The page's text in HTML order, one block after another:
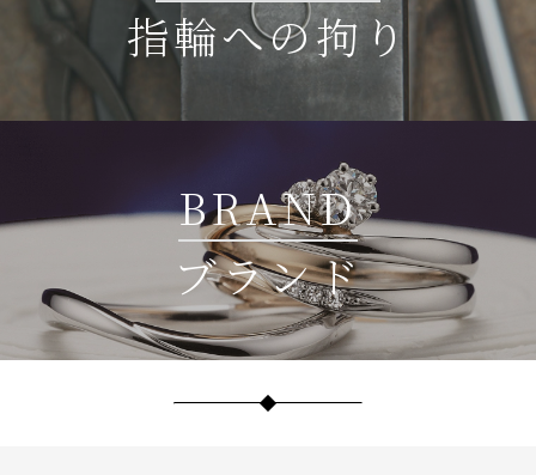
指輪への拘り
BRAND
ブランド